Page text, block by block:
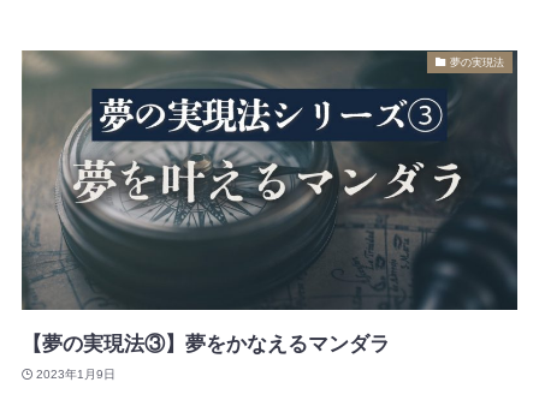
夢の実現法
【夢の実現法③】夢をかなえるマンダラ
2023年1月9日